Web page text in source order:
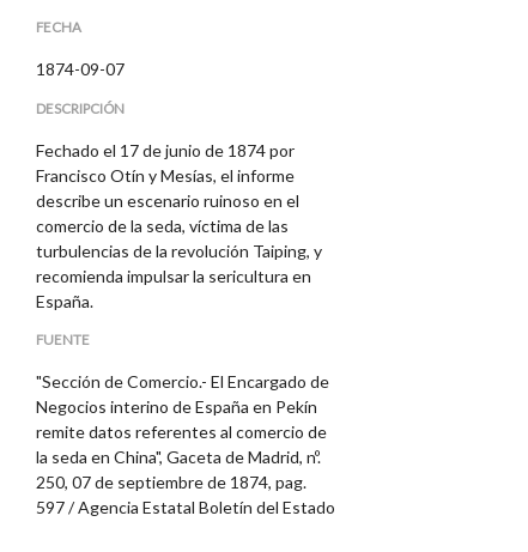
FECHA
1874-09-07
DESCRIPCIÓN
Fechado el 17 de junio de 1874 por
Francisco Otín y Mesías, el informe
describe un escenario ruinoso en el
comercio de la seda, víctima de las
turbulencias de la revolución Taiping, y
recomienda impulsar la sericultura en
España.
FUENTE
"Sección de Comercio.- El Encargado de
Negocios interino de España en Pekín
remite datos referentes al comercio de
la seda en China", Gaceta de Madrid, nº.
250, 07 de septiembre de 1874, pag.
597/ Agencia Estatal Boletín del Estado